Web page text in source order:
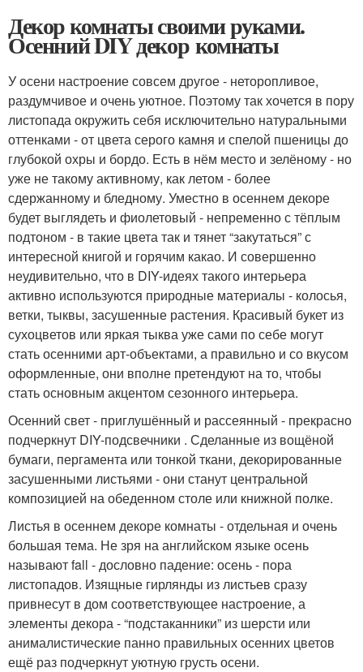
Декор комнаты своими руками.
Осенний DIY декор комнаты
У осени настроение совсем другое - неторопливое,
раздумчивое и очень уютное. Поэтому так хочется в пору
листопада окружить себя исключительно натуральными
оттенками - от цвета серого камня и спелой пшеницы до
глубокой охры и бордо. Есть в нём место и зелёному - но
уже не такому активному, как летом - более
сдержанному и бледному. Уместно в осеннем декоре
будет выглядеть и фиолетовый - непременно с тёплым
подтоном - в такие цвета так и тянет “закутаться” с
интересной книгой и горячим какао. И совершенно
неудивительно, что в DIY-идеях такого интерьера
активно используются природные материалы - колосья,
ветки, тыквы, засушенные растения. Красивый букет из
сухоцветов или яркая тыква уже сами по себе могут
стать осенними арт-объектами, а правильно и со вкусом
оформленные, они вполне претендуют на то, чтобы
стать основным акцентом сезонного интерьера.
Осенний свет - приглушённый и рассеянный - прекрасно
подчеркнут DIY-подсвечники . Сделанные из вощёной
бумаги, пергамента или тонкой ткани, декорированные
засушенными листьями - они станут центральной
композицией на обеденном столе или книжной полке.
Листья в осеннем декоре комнаты - отдельная и очень
большая тема. Не зря на английском языке осень
называют fall - дословно падение: осень - пора
листопадов. Изящные гирлянды из листьев сразу
привнесут в дом соответствующее настроение, а
элементы декора - “подстаканники” из шерсти или
анималистические панно правильных осенних цветов
ещё раз подчеркнут уютную грусть осени.